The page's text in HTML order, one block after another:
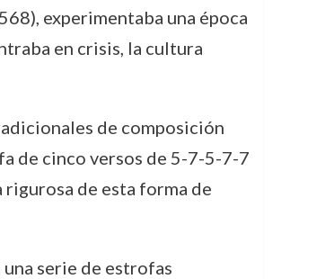
experimentaba una época
en crisis, la cultura
de composición
de cinco versos de 5-7-5-7-7
de esta forma de
serie de estrofas